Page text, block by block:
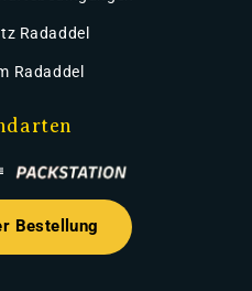
Radaddel
Radaddel
Bestellung